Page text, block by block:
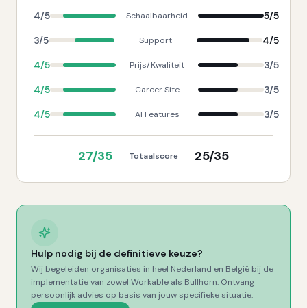
4/5 Schaalbaarheid 5/5
3/5 Support 4/5
4/5 Prijs/Kwaliteit 3/5
4/5 Career Site 3/5
4/5 AI Features 3/5
27/35 Totaalscore 25/35
Hulp nodig bij de definitieve keuze?
Wij begeleiden organisaties in heel Nederland en België bij de
implementatie van zowel Workable als Bullhorn. Ontvang
persoonlijk advies op basis van jouw specifieke situatie.